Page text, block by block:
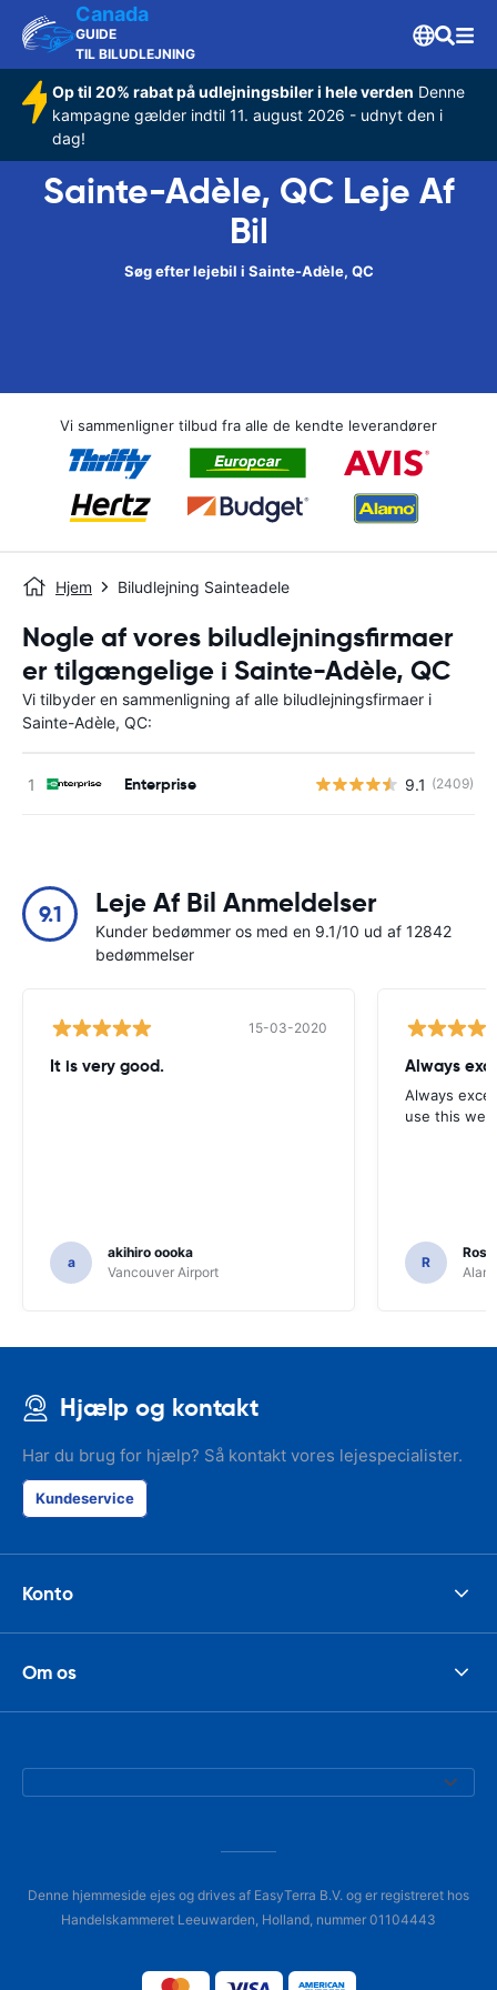
Canada
GUIDE
TIL BILUDLEJNING
Op til 20% rabat på udlejningsbiler i hele verden Denne
kampagne gælder indtil 11. august 2026 - udnyt den i
dag!
Sainte-Adèle, QC Leje Af
Bil
Søg efter lejebil i Sainte-Adèle, QC
Vi sammenligner tilbud fra alle de kendte leverandører
Hjem Biludlejning Sainteadele
Nogle af vores biludlejningsfirmaer
er tilgængelige i Sainte-Adèle, QC
Vi tilbyder en sammenligning af alle biludlejningsfirmaer i
Sainte-Adèle, QC:
Enterprise 9.1 (2409)
9.1 Leje Af Bil Anmeldelser
Kunder bedømmer os med en 9.1/10 ud af 12842
bedømmelser
15-03-2020
It is very good.
a
akihiro oooka
Vancouver Airport
Always
Always
use this
R
Hjælp og kontakt
Har du brug for hjælp? Så kontakt vores lejespecialister.
Kundeservice
Konto
Om os
Denne hjemmeside ejes og drives af EasyTerra B.V. og er registreret hos
Handelskammeret Leeuwarden, Holland, nummer 01104443